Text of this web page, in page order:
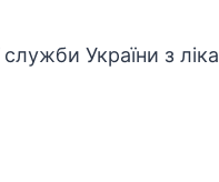
України з